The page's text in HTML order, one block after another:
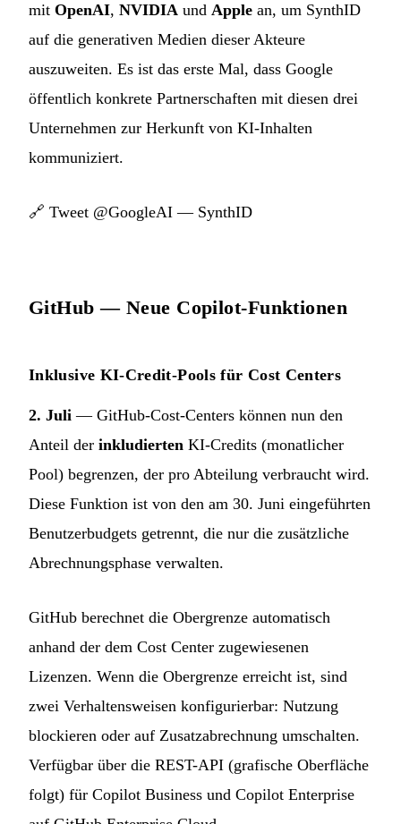
mit OpenAI, NVIDIA und Apple an, um SynthID
auf die generativen Medien dieser Akteure
auszuweiten. Es ist das erste Mal, dass Google
öffentlich konkrete Partnerschaften mit diesen drei
Unternehmen zur Herkunft von KI-Inhalten
kommuniziert.
🔗 Tweet @GoogleAI — SynthID
GitHub — Neue Copilot-Funktionen
Inklusive KI-Credit-Pools für Cost Centers
2. Juli — GitHub-Cost-Centers können nun den
Anteil der inkludierten KI-Credits (monatlicher
Pool) begrenzen, der pro Abteilung verbraucht wird.
Diese Funktion ist von den am 30. Juni eingeführten
Benutzerbudgets getrennt, die nur die zusätzliche
Abrechnungsphase verwalten.
GitHub berechnet die Obergrenze automatisch
anhand der dem Cost Center zugewiesenen
Lizenzen. Wenn die Obergrenze erreicht ist, sind
zwei Verhaltensweisen konfigurierbar: Nutzung
blockieren oder auf Zusatzabrechnung umschalten.
Verfügbar über die REST-API (grafische Oberfläche
folgt) für Copilot Business und Copilot Enterprise